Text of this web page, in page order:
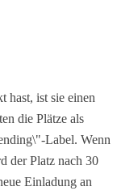
hast, ist sie einen
die Plätze als
Label. Wenn
der Platz nach 30
Einladung an